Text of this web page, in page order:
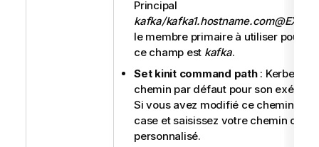
Principal
kafka/
le membre primaire à utiliser pour
ce champ est kafka.
Set kinit command path: Kerberos
chemin par défaut pour son
Si vous avez modifié ce chemin,
case et saisissez votre chemin
personnalisé.